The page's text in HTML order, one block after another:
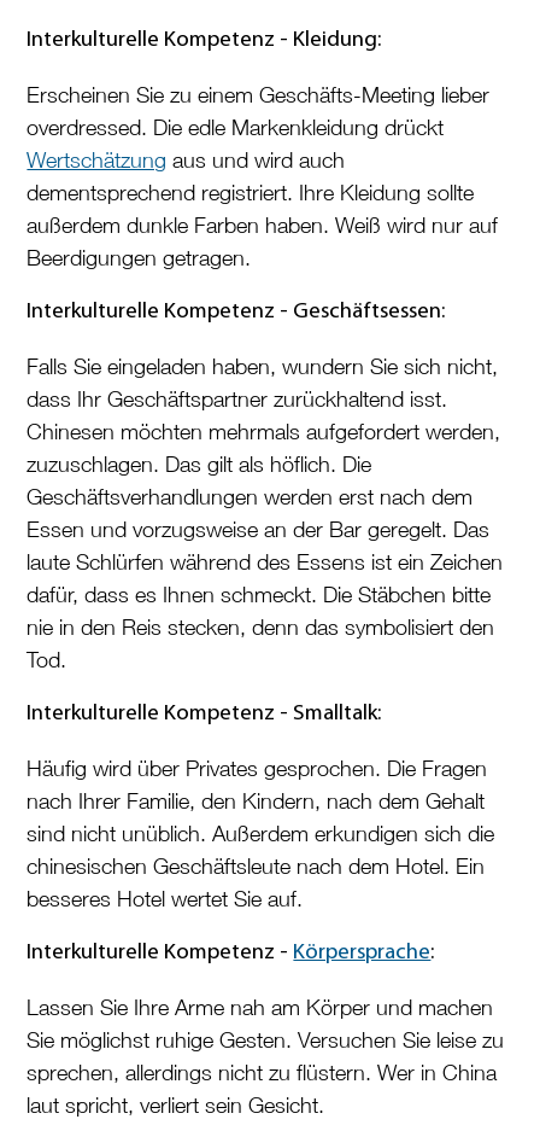
Interkulturelle Kompetenz - Kleidung:
Erscheinen Sie zu einem Geschäfts-Meeting lieber
overdressed. Die edle Markenkleidung drückt
Wertschätzung aus und wird auch
dementsprechend registriert. Ihre Kleidung sollte
außerdem dunkle Farben haben. Weiß wird nur auf
Beerdigungen getragen.
Interkulturelle Kompetenz - Geschäftsessen:
Falls Sie eingeladen haben, wundern Sie sich nicht,
dass Ihr Geschäftspartner zurückhaltend isst.
Chinesen möchten mehrmals aufgefordert werden,
zuzuschlagen. Das gilt als höflich. Die
Geschäftsverhandlungen werden erst nach dem
Essen und vorzugsweise an der Bar geregelt. Das
laute Schlürfen während des Essens ist ein Zeichen
dafür, dass es Ihnen schmeckt. Die Stäbchen bitte
nie in den Reis stecken, denn das symbolisiert den
Tod.
Interkulturelle Kompetenz - Smalltalk:
Häufig wird über Privates gesprochen. Die Fragen
nach Ihrer Familie, den Kindern, nach dem Gehalt
sind nicht unüblich. Außerdem erkundigen sich die
chinesischen Geschäftsleute nach dem Hotel. Ein
besseres Hotel wertet Sie auf.
Interkulturelle Kompetenz - Körpersprache:
Lassen Sie Ihre Arme nah am Körper und machen
Sie möglichst ruhige Gesten. Versuchen Sie leise zu
sprechen, allerdings nicht zu flüstern. Wer in China
laut spricht, verliert sein Gesicht.